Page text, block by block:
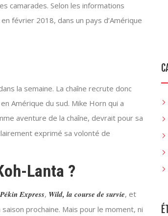
camarades. Selon les informations
février 2018, dans un pays d’Amérique
la semaine. La chaîne recrute donc
Amérique du sud. Mike Horn qui a
aventure de la chaîne, devrait pour sa
exprimé sa volonté de
Lanta ?
Pékin Express, Wild, la course de survie, et
prochaine. Mais pour le moment, ni